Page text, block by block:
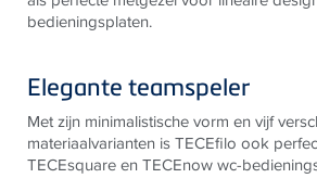
bedieningsplaten.
Elegante teamspeler
Met zijn minimalistische vorm en vijf
materiaalvarianten is TECEfilo ook
TECEsquare en TECEnow wc-